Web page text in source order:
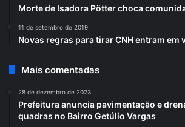
Morte de Isadora Pötter choca
11 de setembro de 2019
Novas regras para tirar CNH entram em
Mais comentadas
28 de dezembro de 2023
Prefeitura anuncia pavimentação e
quadras no Bairro Getúlio Vargas